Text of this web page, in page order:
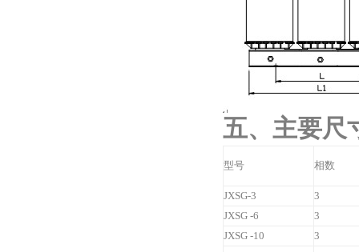
五、主要尺
型号 相数
JXSG-3
3
JXSG -6
3
JXSG -10
3